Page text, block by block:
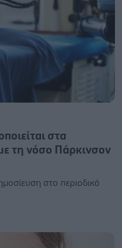
στα
τη νόσο Πάρκινσον
στο περιοδικό